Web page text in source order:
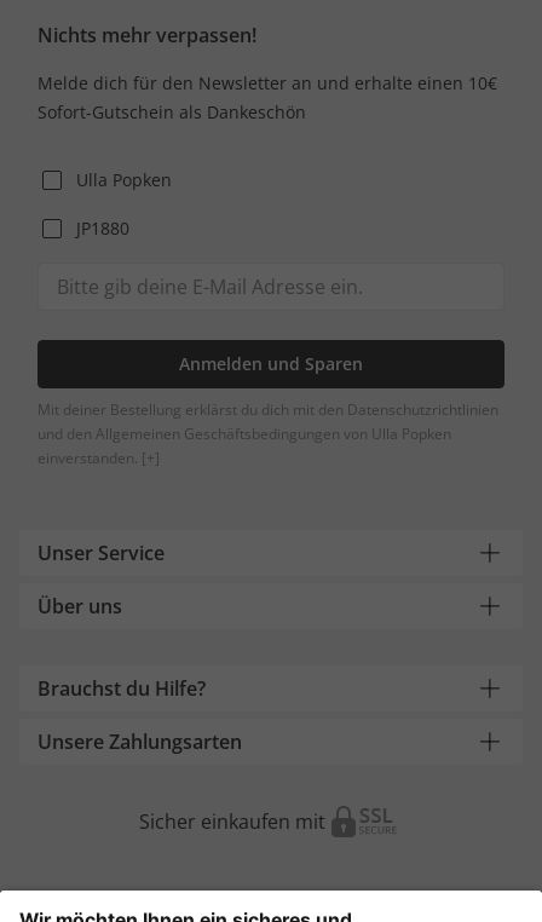
Nichts mehr verpassen!
Melde dich für den Newsletter an und erhalte einen 10€
Sofort-Gutschein als Dankeschön
Ulla Popken
JP1880
Anmelden und Sparen
Mit deiner Bestellung erklärst du dich mit den Datenschutzrichtlinien
und den Allgemeinen Geschäftsbedingungen von Ulla Popken
einverstanden. [+]
Unser Service
Über uns
Brauchst du Hilfe?
Unsere Zahlungsarten
Sicher einkaufen mit
Weitere Onlineshops